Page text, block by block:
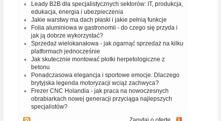
Leady B2B dla specjalistycznych sektorów: IT, produkcja,
edukacja, energia i ubezpieczenia
Jakie warstwy ma dach płaski i jakie pełnią funkcje
Folia aluminiowa w gastronomii - do czego się przyda i
jak ją dobrze wykorzystać?
Sprzedaż wielokanałowa - jak ogarnąć sprzedaż na kilku
platformach jednocześnie
Jak skutecznie montować płotki herpetologiczne z
betonu
Ponadczasowa elegancja i sportowe emocje. Dlaczego
brytyjska legenda motoryzacji wciąż zachwyca?
Frezer CNC Holandia - jak praca na nowoczesnych
obrabiarkach nowej generacji przyciąga najlepszych
specjalistów?